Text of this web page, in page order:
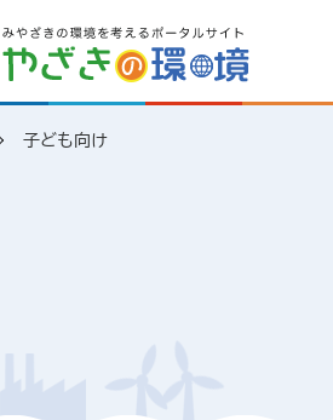
子ども向け
環境教育推進校（環境森林課、義
課）